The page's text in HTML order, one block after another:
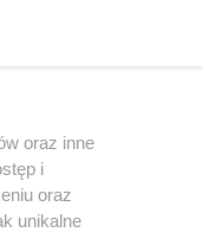
oraz inne
i
oraz
unikalne